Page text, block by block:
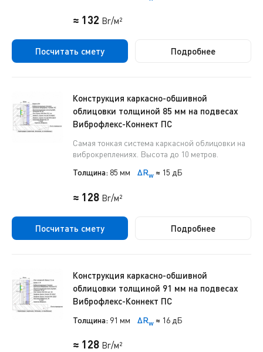
≈ 132 Br/м²
Посчитать смету Подробнее
Конструкция каркасно-обшивной
облицовки толщиной 85 мм на подвесах
Виброфлекс-Коннект ПС
Самая тонкая система каркасной облицовки на
виброкреплениях. Высота до 10 метров.
Толщина: 85 мм ΔRw ≈ 15 дБ
≈ 128 Br/м²
Посчитать смету Подробнее
Конструкция каркасно-обшивной
облицовки толщиной 91 мм на подвесах
Виброфлекс-Коннект ПС
Толщина: 91 мм ΔRw ≈ 16 дБ
≈ 128 Br/м²